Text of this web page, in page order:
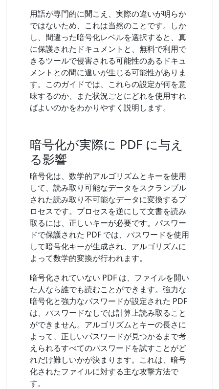
用語が専門的に聞こえ、実際の違いが明らか
ではないため、これは当然のことです。しか
し、間違った暗号化レベルを選択すると、真
に保護されたドキュメントと、無料で利用で
きるツールで侵害される可能性のあるドキュ
メントとの間に違いが生じる可能性がありま
す。このガイドでは、これらの設定が何を意
味するのか、また状況ごとにどれを使用すれ
ばよいのかをわかりやすく説明します。
暗号化が実際に PDF に与え
る影響
暗号化は、数学的アルゴリズムとキーを使用
して、読み取り可能なデータをスクランブル
された読み取り不可能なデータに変換するプ
ロセスです。プロセスを逆にして文書を読み
取るには、正しいキーが必要です。パスワー
ドで保護された PDF では、パスワードを使用
して暗号化キーが生成され、アルゴリズムに
よって数学的変換が行われます。
暗号化されていない PDF は、ファイルを開い
た人なら誰でも読むことができます。強力な
暗号化と強力なパスワードが設定された PDF
は、パスワードなしでは計算上読み取ること
ができません。アルゴリズムとキーの長さに
よって、正しいパスワードが見つかるまで考
えられるすべてのパスワードを試すことがど
れだけ難しいかが決まります。これは、暗号
化されたファイルに対する主な攻撃方法で
す。